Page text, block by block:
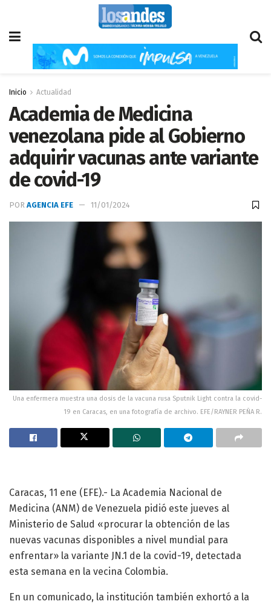
Inicio Actualidad
Academia de Medicina
venezolana pide al Gobierno
adquirir vacunas ante variante
de covid-19
POR AGENCIA EFE 11/01/2024
Una enfermera muestra una dosis de la vacuna rusa Sputnik Light contra la covid-
19 en Caracas, en una fotografía de archivo. EFE/RAYNER PEÑA R.
Caracas, 11 ene (EFE).- La Academia Nacional de
Medicina (ANM) de Venezuela pidió este jueves al
Ministerio de Salud «procurar la obtención de las
nuevas vacunas disponibles a nivel mundial para
enfrentar» la variante JN.1 de la covid-19, detectada
esta semana en la vecina Colombia.
En un comunicado, la institución también exhortó a la